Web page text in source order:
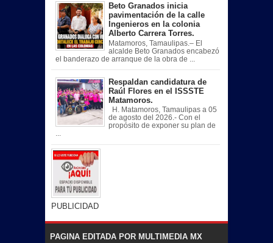
Beto Granados inicia
pavimentación de la calle
Ingenieros en la colonia
Alberto Carrera Torres.
Matamoros, Tamaulipas.– El
alcalde Beto Granados encabezó
el banderazo de arranque de la obra de ...
Respaldan candidatura de
Raúl Flores en el ISSSTE
Matamoros.
H. Matamoros, Tamaulipas a 05
de agosto del 2026.- Con el
propósito de exponer su plan de
PUBLICIDAD
PAGINA EDITADA POR MULTIMEDIA MX